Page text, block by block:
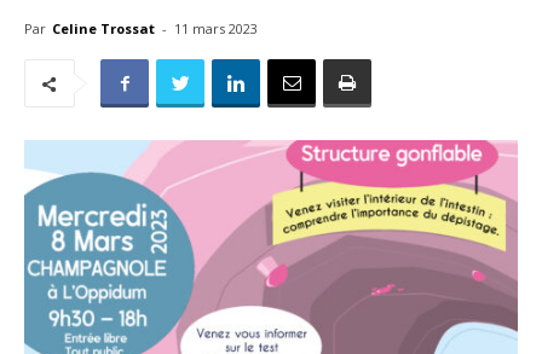
Par Celine Trossat - 11 mars 2023